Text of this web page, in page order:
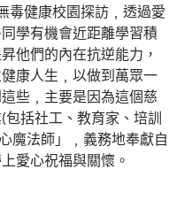
毒健康校園探訪﹐透過愛
學有機會近距離學習積
他們的內在抗逆能力，
康人生﹐以做到萬眾一
些﹐主要是因為這個慈
括社工、教育家、培訓
魔法師」﹐義務地奉獻自
愛心祝福與關懷。